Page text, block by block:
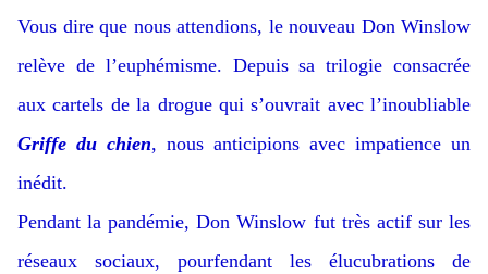
Vous dire que nous attendions, le nouveau Don Winslow
relève de l’euphémisme. Depuis sa trilogie consacrée
aux cartels de la drogue qui s’ouvrait avec l’inoubliable
Griffe du chien, nous anticipions avec impatience un
inédit.
Pendant la pandémie, Don Winslow fut très actif sur les
réseaux sociaux, pourfendant les élucubrations de